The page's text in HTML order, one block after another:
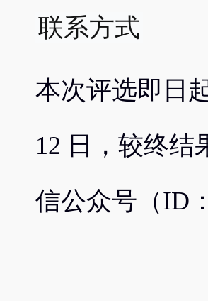
联系方式
本次评选即日
12 日，较终结
信公众号（ID